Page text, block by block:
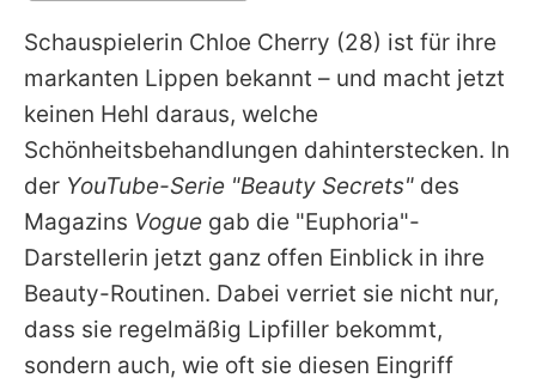
Alle Themen auf Promiflash
Jobs
App runterladen
Team
Redaktionelle Richtlinien
Impressum
Datenschutzerklärung
Schauspielerin Chloe Cherry (28) ist für ihre
markanten Lippen bekannt – und macht jetzt
keinen Hehl daraus, welche
Schönheitsbehandlungen dahinterstecken. In
der YouTube-Serie "Beauty Secrets" des
Magazins Vogue gab die "Euphoria"-
Darstellerin jetzt ganz offen Einblick in ihre
Beauty-Routinen. Dabei verriet sie nicht nur,
dass sie regelmäßig Lipfiller bekommt,
sondern auch, wie oft sie diesen Eingriff